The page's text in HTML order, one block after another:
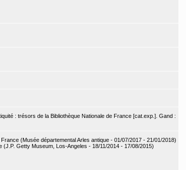
: trésors de la Bibliothèque Nationale de France [cat.exp.]. Gand :
(Musée départemental Arles antique - 01/07/2017 - 21/01/2018)
Getty Museum, Los-Angeles - 18/11/2014 - 17/08/2015)